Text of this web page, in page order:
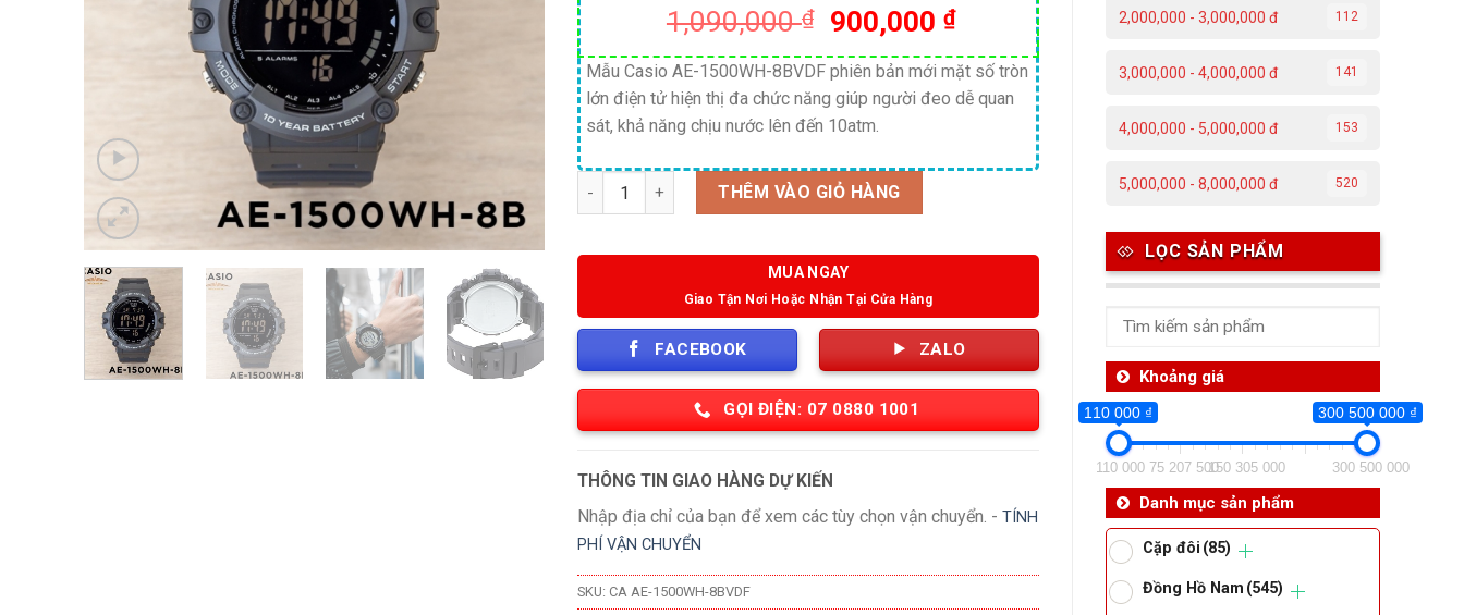
2,000,000 - 3,000,000 đ 112
3,000,000 - 4,000,000 đ 141
4,000,000 - 5,000,000 đ 153
5,000,000 - 8,000,000 đ 520
LỌC SẢN PHẨM
Khoảng giá
110 000 ₫ 300 500 000 ₫
110 000 75 207 500150 305 000 300 500 000
Danh mục sản phẩm
Cặp đôi (85)
Đồng Hồ Nam (545)
1,090,000₫
Giá
gốc
là:
1,090,000 ₫.
900,000 ₫Giá
hiện
tại
là:
900,000 ₫.
Mẫu Casio AE-1500WH-8BVDF phiên bản mới mặt số tròn
lớn điện tử hiện thị đa chức năng giúp người đeo dễ quan
sát, khả năng chịu nước lên đến 10atm.
Số lượng THÊM VÀO GIỎ HÀNG
MUA NGAY
Giao Tận Nơi Hoặc Nhận Tại Cửa Hàng
FACEBOOK ZALO
GỌI ĐIỆN: 07 0880 1001
THÔNG TIN GIAO HÀNG DỰ KIẾN
Nhập địa chỉ của bạn để xem các tùy chọn vận chuyển. -TÍNH
PHÍ VẬN CHUYỂN
SKU: CA AE-1500WH-8BVDF